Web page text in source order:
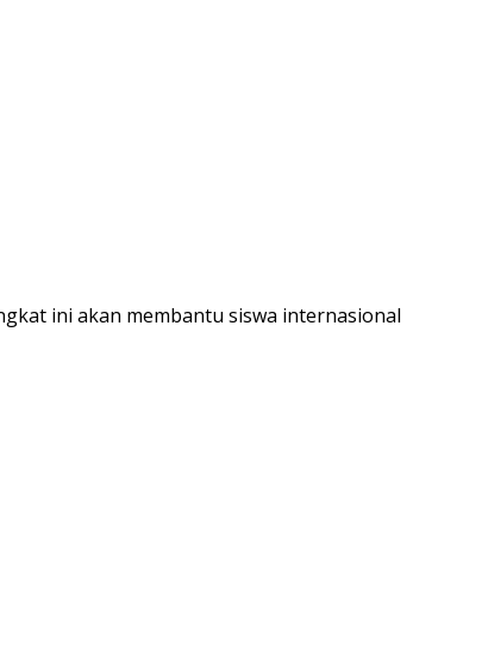
ini akan membantu siswa internasional